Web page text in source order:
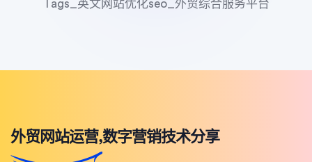
Tags_英文网站优化seo_外贸综合服务平台
外贸网站运营,数字营销技术分享